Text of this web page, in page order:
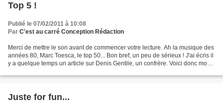
Top 5 !
Publié le 07/02/2011 à 10:08
Par C'est au carré Conception Rédaction
Merci de mettre le son avant de commencer votre lecture. Ah la musique des
années 80, Marc Toesca, le top 50... Bon bref, un peu de sérieux ! J'ai écris il
y a quelque temps un article sur Denis Gentile, un confrère. Voici donc mon
Juste for fun...